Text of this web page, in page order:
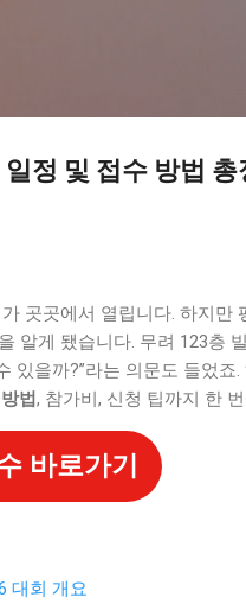
정 및 접수 방법
곳곳에서 열립니다. 하지
을 알게 됐습니다. 무려 123층
있을까?”라는 의문도 들었
법, 참가비, 신청 팁까지 한
바로가기
대회 개요